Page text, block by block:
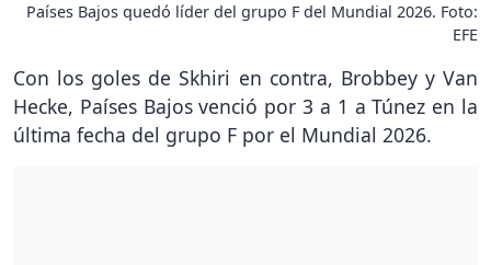
Países Bajos quedó líder del grupo F del Mundial 2026. Foto:
EFE
Con los goles de Skhiri en contra, Brobbey y Van
Hecke, Países Bajos venció por 3 a 1 a Túnez en la
última fecha del grupo F por el Mundial 2026.